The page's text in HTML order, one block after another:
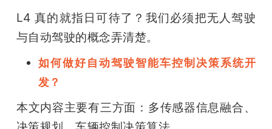
L4 真的就指日可待了？我们必须把无人驾驶
与自动驾驶的概念弄清楚。
如何做好自动驾驶智能车控制决策系统开
发？
本文内容主要有三方面：多传感器信息融合、